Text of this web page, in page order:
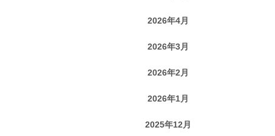
2026年4月
2026年3月
2026年2月
2026年1月
2025年12月